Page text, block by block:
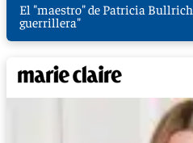
El "maestro" de Patricia
guerrillera"